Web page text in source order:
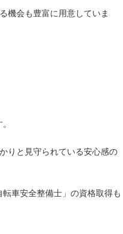
機会も豊富に用意していま
りと見守られている安心感の
車安全整備士」の資格取得も